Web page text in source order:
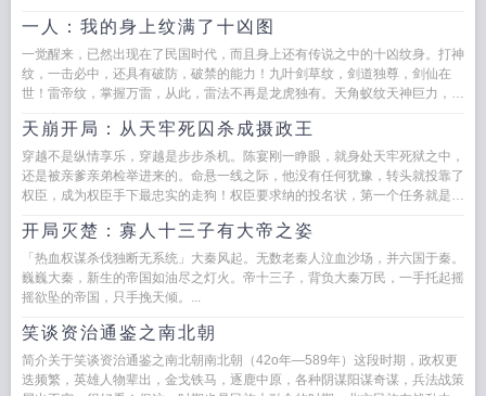
一人：我的身上纹满了十凶图
一觉醒来，已然出现在了民国时代，而且身上还有传说之中的十凶纹身。打神
纹，一击必中，还具有破防，破禁的能力！九叶剑草纹，剑道独尊，剑仙在
世！雷帝纹，掌握万雷，从此，雷法不再是龙虎独有。天角蚁纹天神巨力，霸
天崩开局：从天牢死囚杀成摄政王
穿越不是纵情享乐，穿越是步步杀机。陈宴刚一睁眼，就身处天牢死狱之中，
还是被亲爹亲弟检举进来的。命悬一线之际，他没有任何犹豫，转头就投靠了
权臣，成为权臣手下最忠实的走狗！权臣要求纳的投名状，第一个任务就是，
开局灭楚：寡人十三子有大帝之姿
「热血权谋杀伐独断无系统」大秦风起。无数老秦人泣血沙场，并六国于秦。
巍巍大秦，新生的帝国如油尽之灯火。帝十三子，背负大秦万民，一手托起摇
摇欲坠的帝国，只手挽天倾。...
笑谈资治通鉴之南北朝
简介关于笑谈资治通鉴之南北朝南北朝（42o年—589年）这段时期，政权更
迭频繁，英雄人物辈出，金戈铁马，逐鹿中原，各种阴谋阳谋奇谋，兵法战策